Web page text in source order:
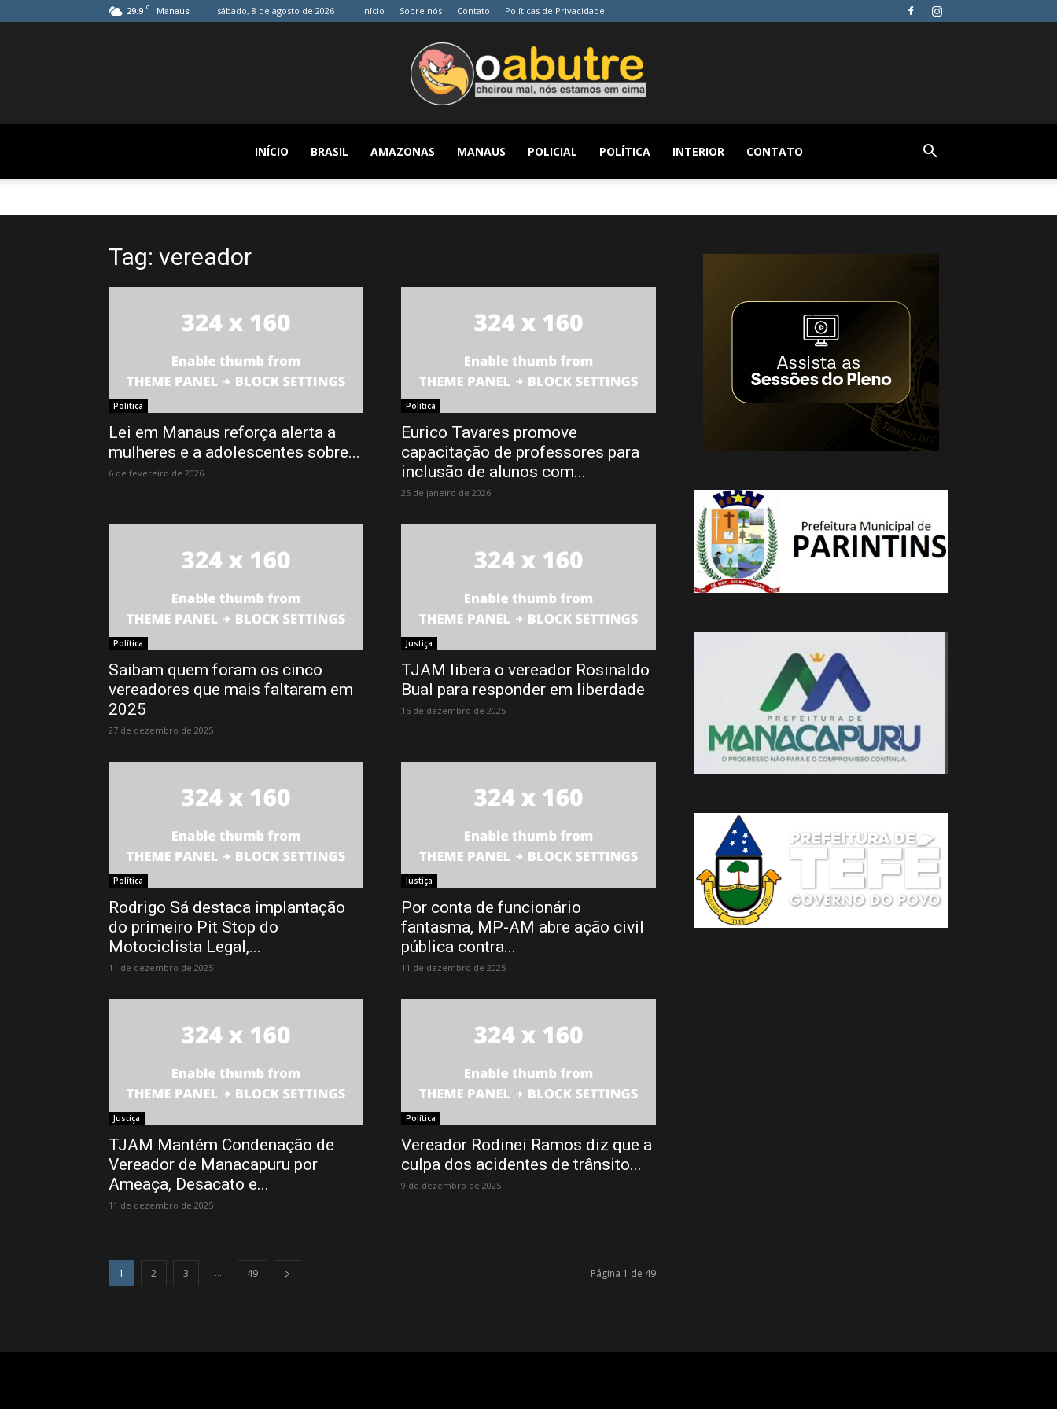
29.9 C Manaus sábado, 8 de agosto de 2026 Início Sobre nós Contato Políticas de Privacidade
O
da
INÍCIO BRASIL AMAZONAS MANAUS POLICIAL POLÍTICA INTERIOR CONTATO
Tag: vereador
Política
Lei em Manaus reforça alerta a
mulheres e a adolescentes sobre...
6 de fevereiro de 2026
Política
Eurico Tavares promove
capacitação de professores para
inclusão de alunos com...
25 de janeiro de 2026
Política
Saibam quem foram os cinco
vereadores que mais faltaram em
2025
27 de dezembro de 2025
Justiça
TJAM libera o vereador Rosinaldo
Bual para responder em liberdade
15 de dezembro de 2025
Política
Rodrigo Sá destaca implantação
do primeiro Pit Stop do
Motociclista Legal,...
11 de dezembro de 2025
Justiça
Por conta de funcionário
fantasma, MP-AM abre ação civil
pública contra...
11 de dezembro de 2025
Justiça
TJAM Mantém Condenação de
Vereador de Manacapuru por
Ameaça, Desacato e...
11 de dezembro de 2025
Política
Vereador Rodinei Ramos diz que a
culpa dos acidentes de trânsito...
9 de dezembro de 2025
1 2 3 ... 49 Página 1 de 49